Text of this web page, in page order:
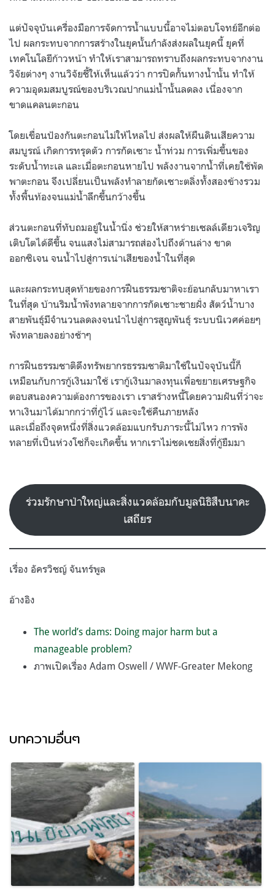
แต่ปัจจุบันเครื่องมือการจัดการน้ำแบบนี้อาจไม่ตอบโจทย์อีกต่อ
ไป ผลกระทบจากการสร้างในยุคนั้นกำลังส่งผลในยุคนี้ ยุคที่
เทคโนโลยีก้าวหน้า ทำให้เราสามารถทราบถึงผลกระทบจากงาน
วิจัยต่างๆ งานวิจัยชี้ให้เห็นแล้วว่า การปิดกั้นทางน้ำนั้น ทำให้
ความอุดมสมบูรณ์ของบริเวณปากแม่น้ำนั้นลดลง เนื่องจาก
ขาดแคลนตะกอน
โดยเขื่อนป้องกันตะกอนไม่ให้ไหลไป ส่งผลให้ผืนดินเสียความ
สมบูรณ์ เกิดการทรุดตัว การกัดเซาะ น้ำท่วม การเพิ่มขึ้นของ
ระดับน้ำทะเล และเมื่อตะกอนหายไป พลังงานจากน้ำที่เคยใช้พัด
พาตะกอน จึงเปลี่ยนเป็นพลังทำลายกัดเซาะตลิ่งทั้งสองข้างรวม
ทั้งพื้นท้องจนแม่น้ำลึกขึ้นกว้างขึ้น
ส่วนตะกอนที่ทับถมอยู่ในน้ำนิ่ง ช่วยให้สาหร่ายเซลล์เดียวเจริญ
เติบโตได้ดีขึ้น จนแสงไม่สามารถส่องไปถึงด้านล่าง ขาด
ออกซิเจน จนน้ำไปสู่การเน่าเสียของน้ำในที่สุด
และผลกระทบสุดท้ายของการฝืนธรรมชาติจะย้อนกลับมาหาเรา
ในที่สุด บ้านริมน้ำพังทลายจากการกัดเซาะชายฝั่ง สัตว์น้ำบาง
สายพันธุ์มีจำนวนลดลงจนนำไปสู่การสูญพันธุ์ ระบบนิเวศค่อยๆ
พังทลายลงอย่างช้าๆ
การฝืนธรรมชาติดึงทรัพยากรธรรมชาติมาใช้ในปัจจุบันนี้ก็
เหมือนกับการกู้เงินมาใช้ เรากู้เงินมาลงทุนเพื่อขยายเศรษฐกิจ
ตอบสนองความต้องการของเรา เราสร้างหนี้โดยความฝันที่ว่าจะ
หาเงินมาได้มากกว่าที่กู้ไว้ และจะใช้คืนภายหลัง
และเมื่อถึงจุดหนึ่งที่สิ่งแวดล้อมแบกรับภาระนี้ไม่ไหว การพัง
ทลายที่เป็นห่วงโซ่ก็จะเกิดขึ้น หากเราไม่ชดเชยสิ่งที่กู้ยืมมา
ร่วมรักษาป่าใหญ่และสิ่งแวดล้อมกับมูลนิธิสืบนาคะ
เสถียร
เรื่อง อัครวิชญ์ จันทร์พูล
อ้างอิง
The world’s dams: Doing major harm but a
manageable problem?
ภาพเปิดเรื่อง Adam Oswell / WWF-Greater Mekong
บทความอื่นๆ